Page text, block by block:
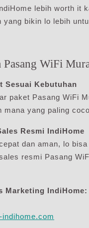
lebih worth it
yang bikin lo lebih
Pasang WiFi
Sesuai Kebutuhan
paket Pasang WiFi
mana yang paling
Resmi IndiHome
dan aman, lo bisa
resmi Pasang
Marketing IndiHome:
indihome.com